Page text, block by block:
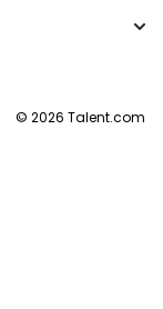
© 2026 Talent.com